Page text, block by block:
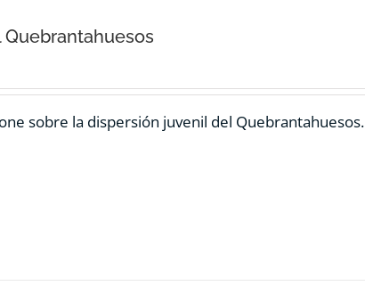
sobre la dispersión juvenil del Quebrantahuesos.